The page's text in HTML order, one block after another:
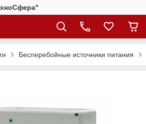
Бесперебойные источники питания